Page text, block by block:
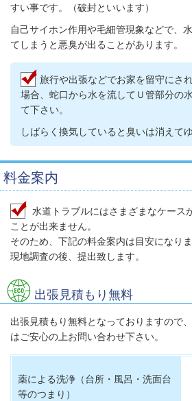
すい事です。（破封といいます）
自己サイホン作用や毛細管現象などで、
てしまうと悪臭が出ることがあります。
旅行や出張などでお家を留守にさ
場合、蛇口から水を流してＵ管部分の
て下さい。
しばらく換気していると臭いは消えてゆ
料金案内
水道トラブルにはさまざまなケース
ことが出来ません。
そのため、下記の料金案内は目安になり
現地調査の後、提出致します。
出張見積もり無料
出張見積もり無料となっておりますので
はご安心の上お問い合わせ下さい。
薬による洗浄（台所・風呂・洗面台
等のつまり）